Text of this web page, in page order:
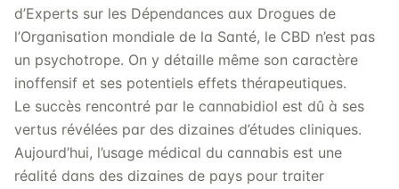
d’Experts sur les Dépendances aux Drogues de
l’Organisation mondiale de la Santé, le CBD n’est pas
un psychotrope. On y détaille même son caractère
inoffensif et ses potentiels effets thérapeutiques.
Le succès rencontré par le cannabidiol est dû à ses
vertus révélées par des dizaines d’études cliniques.
Aujourd’hui, l’usage médical du cannabis est une
réalité dans des dizaines de pays pour traiter